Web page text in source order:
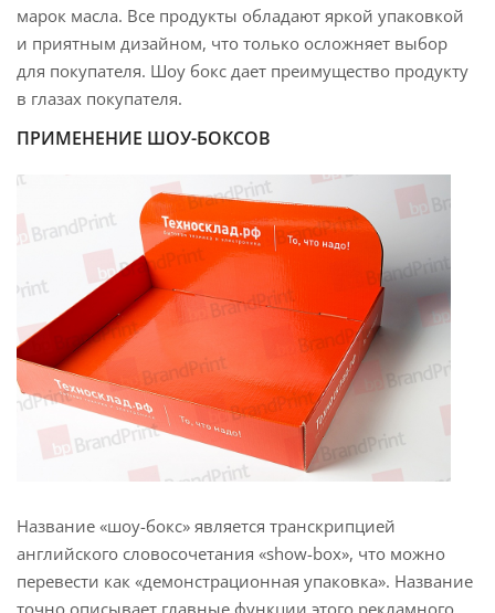
марок масла. Все продукты обладают яркой упаковкой
и приятным дизайном, что только осложняет выбор
для покупателя. Шоу бокс дает преимущество продукту
в глазах покупателя.
ПРИМЕНЕНИЕ ШОУ-БОКСОВ
Название «шоу-бокс» является транскрипцией
английского словосочетания «show-box», что можно
перевести как «демонстрационная упаковка». Название